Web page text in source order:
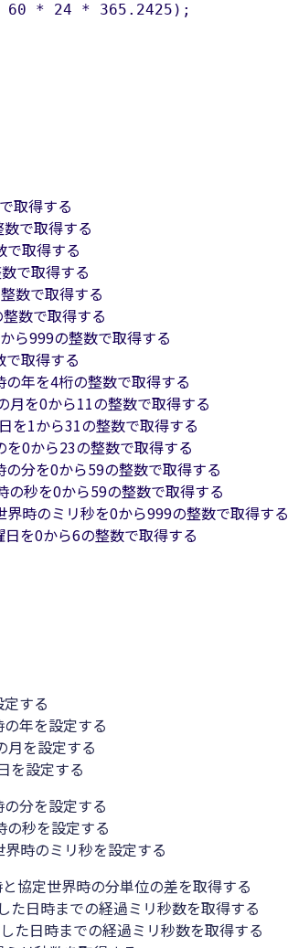
* 24 * 365.2425);
取得する
で取得する
取得する
で取得する
数で取得する
数で取得する
ら999の整数で取得する
取得する
年を4桁の整数で取得する
を0から11の整数で取得する
1から31の整数で取得する
0から23の整数で取得する
分を0から59の整数で取得する
秒を0から59の整数で取得する
時のミリ秒を0から999の整数で取得する
を0から6の整数で取得する
する
年を設定する
を設定する
を設定する
分を設定する
秒を設定する
時のミリ秒を設定する
協定世界時の分単位の差を取得する
日時までの経過ミリ秒数を取得する
日時までの経過ミリ秒数を取得する